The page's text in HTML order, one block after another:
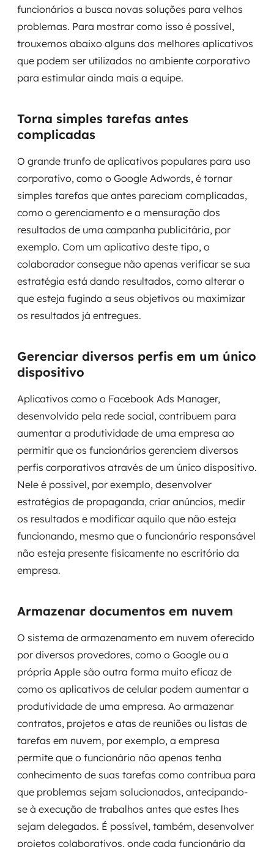
Sustentação de aplicações
SRE / DevOps
Monitoramento 24x7
FinOps
Billing Cloud
Gestão de infraestrutura
Escalar com segurança
Pentest
DevSecOps
Simulação de Phishing
Segurança de aplicações e Cloud
funcionários a busca novas soluções para velhos
problemas. Para mostrar como isso é possível,
trouxemos abaixo alguns dos melhores aplicativos
que podem ser utilizados no ambiente corporativo
para estimular ainda mais a equipe.
Torna simples tarefas antes
complicadas
O grande trunfo de aplicativos populares para uso
corporativo, como o Google Adwords, é tornar
simples tarefas que antes pareciam complicadas,
como o gerenciamento e a mensuração dos
resultados de uma campanha publicitária, por
exemplo. Com um aplicativo deste tipo, o
colaborador consegue não apenas verificar se sua
estratégia está dando resultados, como alterar o
que esteja fugindo a seus objetivos ou maximizar
os resultados já entregues.
Gerenciar diversos perfis em um único
dispositivo
Aplicativos como o Facebook Ads Manager,
desenvolvido pela rede social, contribuem para
aumentar a produtividade de uma empresa ao
permitir que os funcionários gerenciem diversos
perfis corporativos através de um único dispositivo.
Nele é possível, por exemplo, desenvolver
estratégias de propaganda, criar anúncios, medir
os resultados e modificar aquilo que não esteja
funcionando, mesmo que o funcionário responsável
não esteja presente fisicamente no escritório da
empresa.
Armazenar documentos em nuvem
O sistema de armazenamento em nuvem oferecido
por diversos provedores, como o Google ou a
própria Apple são outra forma muito eficaz de
como os aplicativos de celular podem aumentar a
produtividade de uma empresa. Ao armazenar
contratos, projetos e atas de reuniões ou listas de
tarefas em nuvem, por exemplo, a empresa
permite que o funcionário não apenas tenha
conhecimento de suas tarefas como contribua para
que problemas sejam solucionados, antecipando-
se à execução de trabalhos antes que estes lhes
sejam delegados. É possível, também, desenvolver
projetos colaborativos, onde cada funcionário da